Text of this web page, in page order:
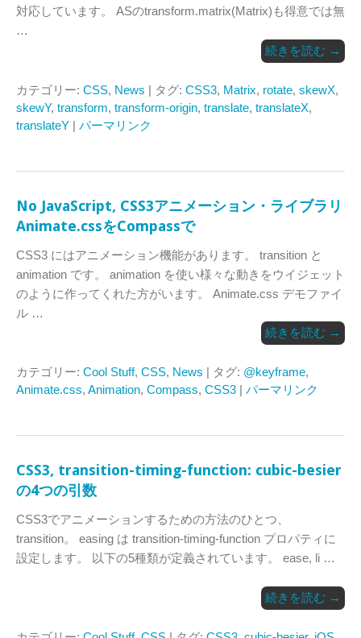
対応しています。 ASのtransform.matrix(Matrix)も得意では無
…
続きを読む →
カテゴリー: CSS, News | タグ: CSS3, Matrix, rotate, skewX,
skewY, transform, transform-origin, translate, translateX,
translateY | パーマリンク
No JavaScript, CSS3アニメーション・ライブラリ
Animate.cssをCompassで
CSS3 にはアニメーション機能があります。 transition と
animation です。 animation を使い様々な動きをウイジェット
のように作ってくれた方がいます。 Animate.css デモファイ
ル …
続きを読む →
カテゴリー: Cool Stuff, CSS, News | タグ: @keyframe,
Animate.css, Animation, Compass, CSS3 | パーマリンク
CSS3, transition-timing-function: cubic-besier
の4つの引数
CSS3でアニメーションするための方法のひとつ、
transition。 easing は transition-timing-function プロパティに
設定します。 以下の5種類が定義されています。 ease, li …
続きを読む →